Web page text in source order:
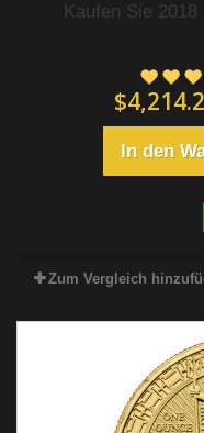
Kaufen Sie
In den
Zum Vergleich